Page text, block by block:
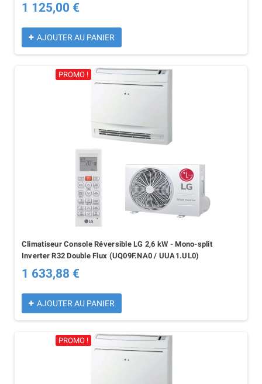
1 125,00 €
AJOUTER AU PANIER
PROMO !
Climatiseur Console Réversible LG 2,6 kW - Mono-split
Inverter R32 Double Flux (UQ09F.NA0 / UUA1.UL0)
1 633,88 €
AJOUTER AU PANIER
PROMO !